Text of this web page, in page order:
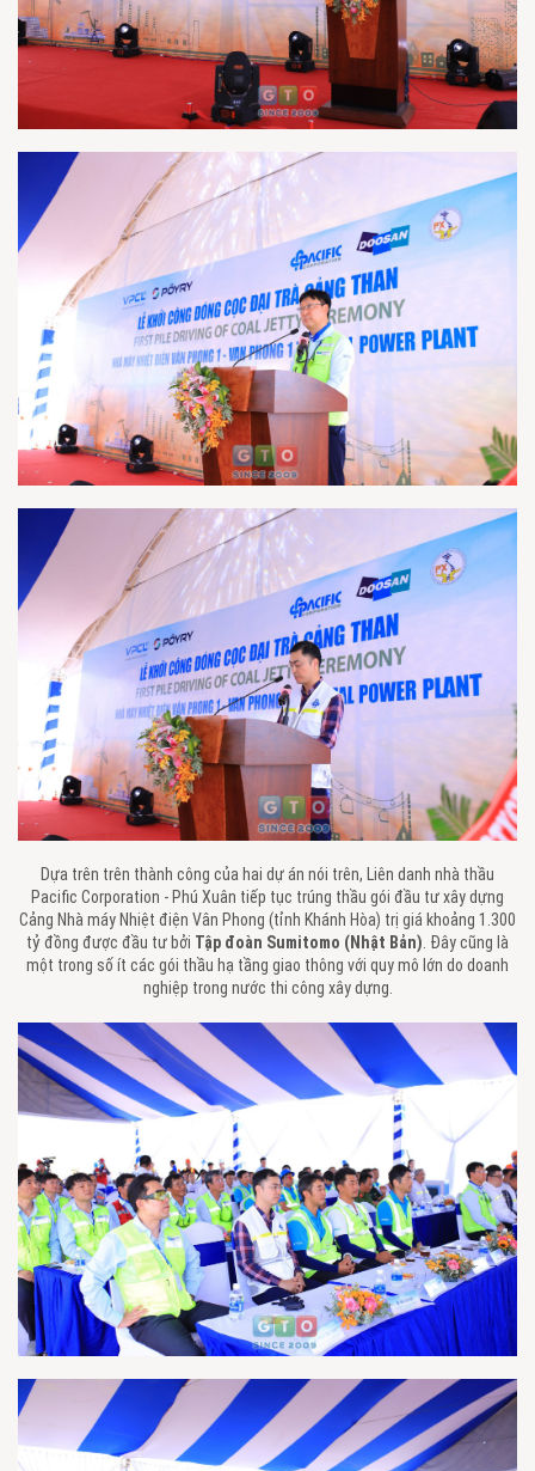
Dựa trên trên thành công của hai dự án nói trên, Liên danh nhà thầu
Pacific Corporation - Phú Xuân tiếp tục trúng thầu gói đầu tư xây dựng
Cảng Nhà máy Nhiệt điện Vân Phong (tỉnh Khánh Hòa) trị giá khoảng 1.300
tỷ đồng được đầu tư bởi Tập đoàn Sumitomo (Nhật Bản). Đây cũng là
một trong số ít các gói thầu hạ tầng giao thông với quy mô lớn do doanh
nghiệp trong nước thi công xây dựng.